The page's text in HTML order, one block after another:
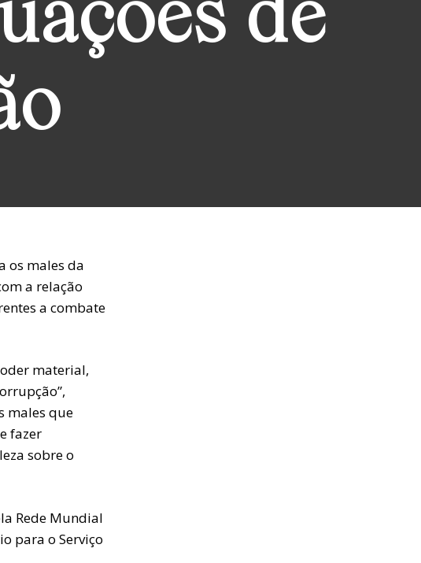
de
os males da
a relação
a combate
material,
males que
fazer
sobre o
Rede Mundial
para o Serviço